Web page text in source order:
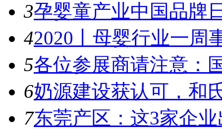
3孕婴童产业中国品牌
42020丨母婴行业一周
5各位参展商请注意：
6奶源建设获认可，和
7东莞产区：这3家企